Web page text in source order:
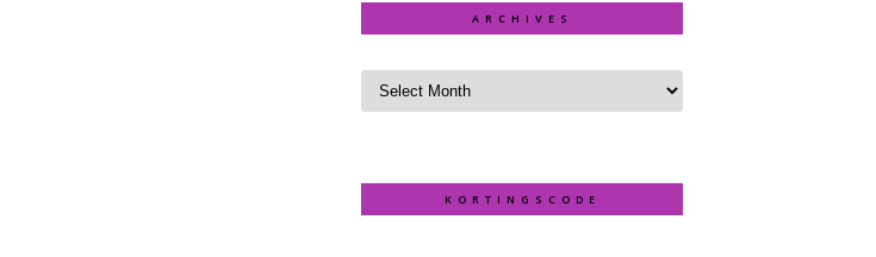
ARCHIVES
KORTINGSCODE